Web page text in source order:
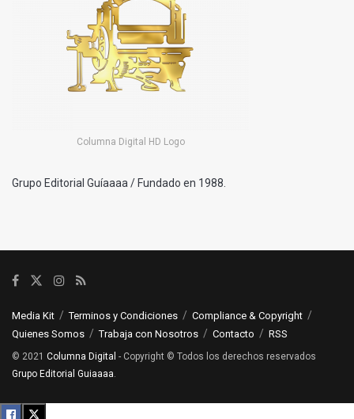
Columna Digital HD Logo
Grupo Editorial Guíaaaa / Fundado en 1988.
Media Kit Terminos y Condiciones
Compliance & Copyright
Quienes Somos
Trabaja con Nosotros Contacto RSS
© 2021 Columna Digital - Copyright © Todos los derechos reservados
Grupo Editorial Guiaaaa.